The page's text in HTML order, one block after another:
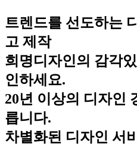
트렌드를 선도하는
고 제작
희명디자인의 감각
인하세요.
20년 이상의 디자인
릅니다.
차별화된 디자인 서